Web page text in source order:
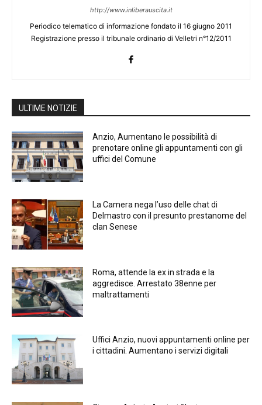
http://www.inliberauscita.it
Periodico telematico di informazione fondato il 16 giugno 2011
Registrazione presso il tribunale ordinario di Velletri n°12/2011
ULTIME NOTIZIE
Anzio, Aumentano le possibilità di
prenotare online gli appuntamenti con gli
uffici del Comune
La Camera nega l’uso delle chat di
Delmastro con il presunto prestanome del
clan Senese
Roma, attende la ex in strada e la
aggredisce. Arrestato 38enne per
maltrattamenti
Uffici Anzio, nuovi appuntamenti online per
i cittadini. Aumentano i servizi digitali